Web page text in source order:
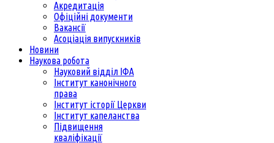
Акредитація
Офіційні документи
Вакансії
Асоціація випускників
Новини
Наукова робота
Науковий відділ ІФА
Інститут канонічного
права
Інститут історії Церкви
Інститут капеланства
Підвищення
кваліфікації